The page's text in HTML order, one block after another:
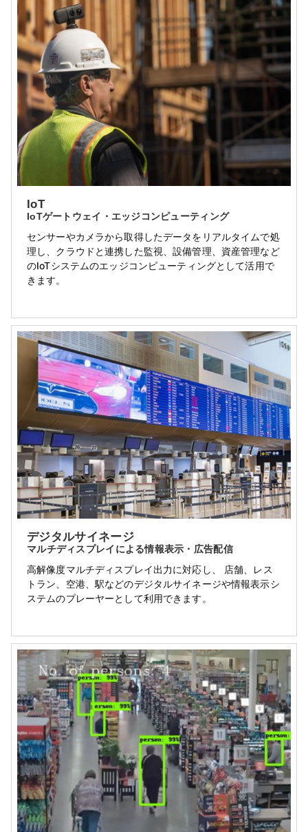
IoT
IoTゲートウェイ・エッジコンピューティング
センサーやカメラから取得したデータをリアルタイムで処
理し、クラウドと連携した監視、設備管理、資産管理など
のIoTシステムのエッジコンピューティングとして活用で
きます。
デジタルサイネージ
マルチディスプレイによる情報表示・広告配信
高解像度マルチディスプレイ出力に対応し、 店舗、レス
トラン、空港、駅などのデジタルサイネージや情報表示シ
ステムのプレーヤーとして利用できます。